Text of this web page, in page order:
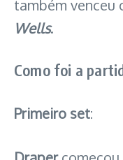
também venceu
Wells.
Como foi a
Primeiro set: